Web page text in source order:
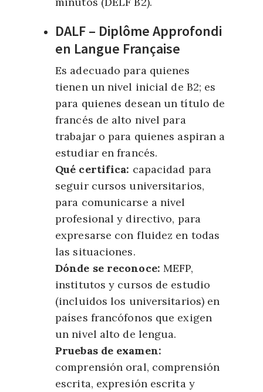
DALF – Diplôme Approfondi
en Langue Française
Es adecuado para quienes
tienen un nivel inicial de B2; es
para quienes desean un título de
francés de alto nivel para
trabajar o para quienes aspiran a
estudiar en francés.
Qué certifica: capacidad para
seguir cursos universitarios,
para comunicarse a nivel
profesional y directivo, para
expresarse con fluidez en todas
las situaciones.
Dónde se reconoce: MEFP,
institutos y cursos de estudio
(incluidos los universitarios) en
países francófonos que exigen
un nivel alto de lengua.
Pruebas de examen:
comprensión oral, comprensión
escrita, expresión escrita y